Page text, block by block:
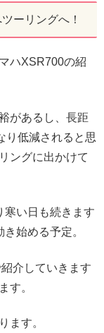
ーリングへ！
ハXSR700の紹
があるし、長距
り低減されると思
ングに出かけて
寒い日も続きます
始める予定。
介していきます
す。
ます。